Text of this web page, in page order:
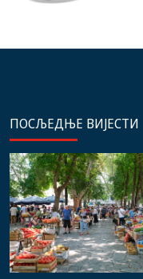
ПОСЉЕДЊЕ ВИЈЕСТИ